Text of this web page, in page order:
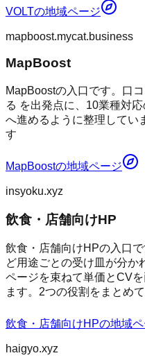
VOLTの地域ページ
mapboost.mycat.business
MapBoost
MapBoostの入口です。口
る を出発点に、10業種対
へ進めるように整理してい
す
MapBoostの地域ページ
insyoku.xyz
飲食・店舗向けHP
飲食・店舗向けHPの入口
ど用途ごとの受け皿が分か
ページを束ねて単価とCV
ます。2つの役割をまとめ
飲食・店舗向けHPの地域
haigyo.xyz